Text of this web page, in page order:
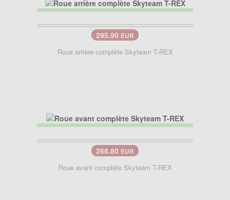
295.90 EUR
Roue arrière complète Skyteam T-REX
268.80 EUR
Roue avant complète Skyteam T-REX